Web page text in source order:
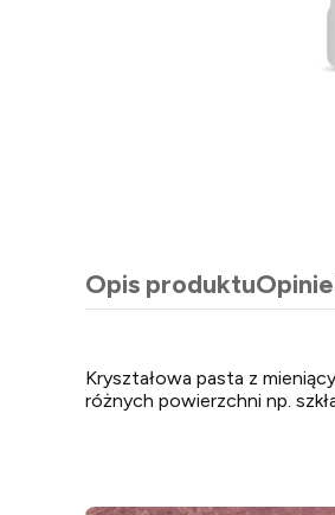
Opis produktuOpinie
Kryształowa pasta z
różnych powierzchni np.